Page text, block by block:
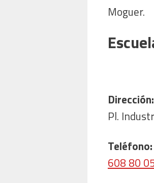
Moguer.
Dirección:
Pl.
Teléfono:
608 80